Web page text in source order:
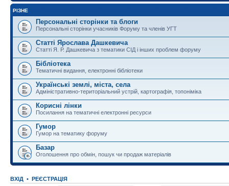
РІЗНЕ
Персональні сторінки та блоги
Персональні сторінки учасників Форуму та членів УГТ
Статті Ярослава Дашкевича
Статті Я. Р. Дашкевича з тематики СІД і інших проблем форуму
Бібліотека
Тематичні видання, електронні бібліотеки
Українські землі, міста, села
Адміністративно-територіальний устрій, картографія, топоніміка
Корисні лінки
Посилання на тематичні електронні ресурси
Гумор
Гумор на тематику форуму
Базар
Оголошення про обмін, пошук чи продаж матеріалів
ВХІД • РЕЄСТРАЦІЯ